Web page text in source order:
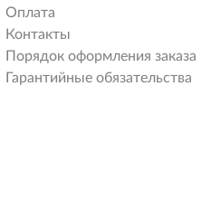
Оплата
Контакты
Порядок оформления заказа
Гарантийные обязательства